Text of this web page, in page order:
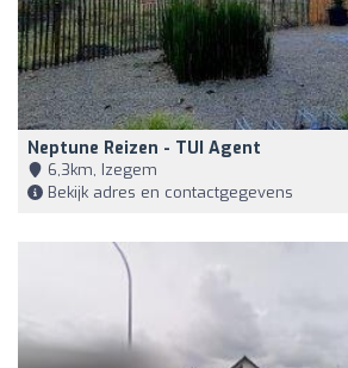
Neptune Reizen - TUI Agent
6,3km, Izegem
Bekijk adres en contactgegevens